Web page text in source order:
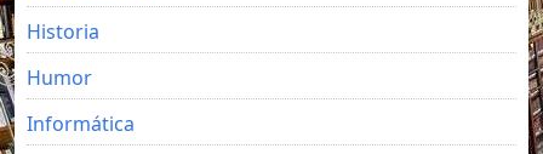
Historia
Humor
Informática